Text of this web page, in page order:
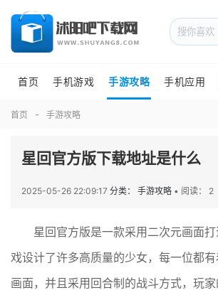
首页 手机游戏 手游攻略 手机应用
首页 手游攻略
星回官方版下载地址是什么
2025-05-26 22:09:17 分类： 手游攻略 • 阅读： 2
星回官方版是一款采用二次元画面
戏设计了许多高质量的少女，每一位都
画面，并且采用回合制的战斗方式，玩